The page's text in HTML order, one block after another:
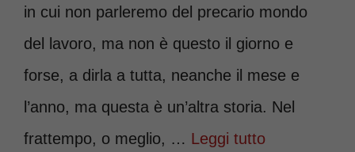
in cui non parleremo del precario mondo
del lavoro, ma non è questo il giorno e
forse, a dirla a tutta, neanche il mese e
l’anno, ma questa è un’altra storia. Nel
frattempo, o meglio, … Leggi tutto